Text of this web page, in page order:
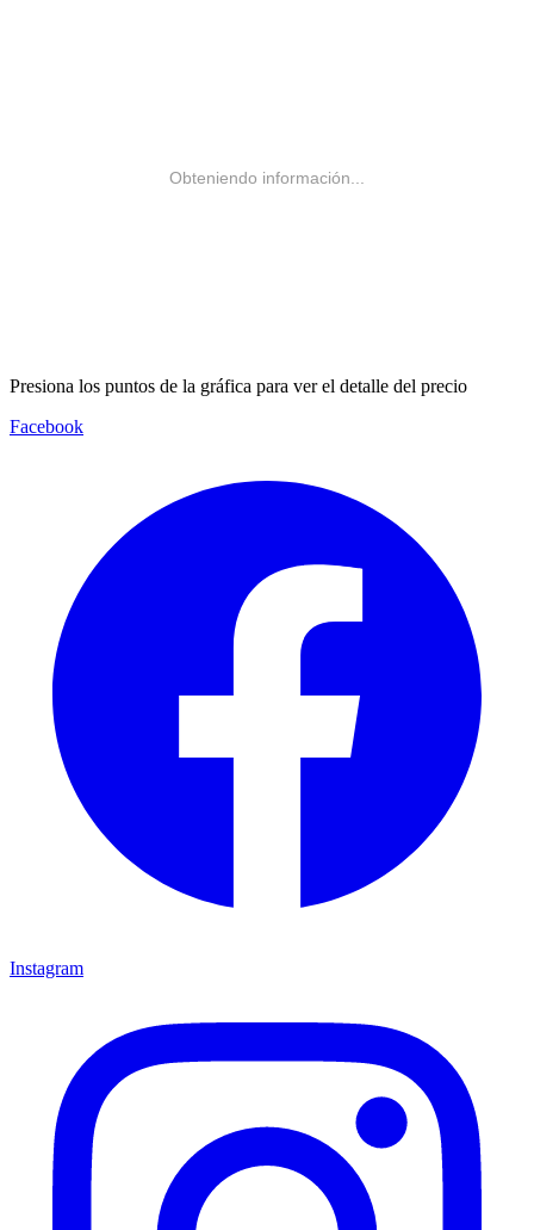
Obteniendo información...
Presiona los puntos de la gráfica para ver el detalle del precio
Facebook
Instagram